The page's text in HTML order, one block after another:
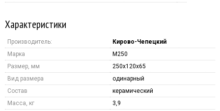
Характеристики
Производитель:
Кирово-Чепецкий
Марка
M250
Размер, мм
250x120x65
Вид размера
одинарный
Состав
керамический
Масса, кг
3,9